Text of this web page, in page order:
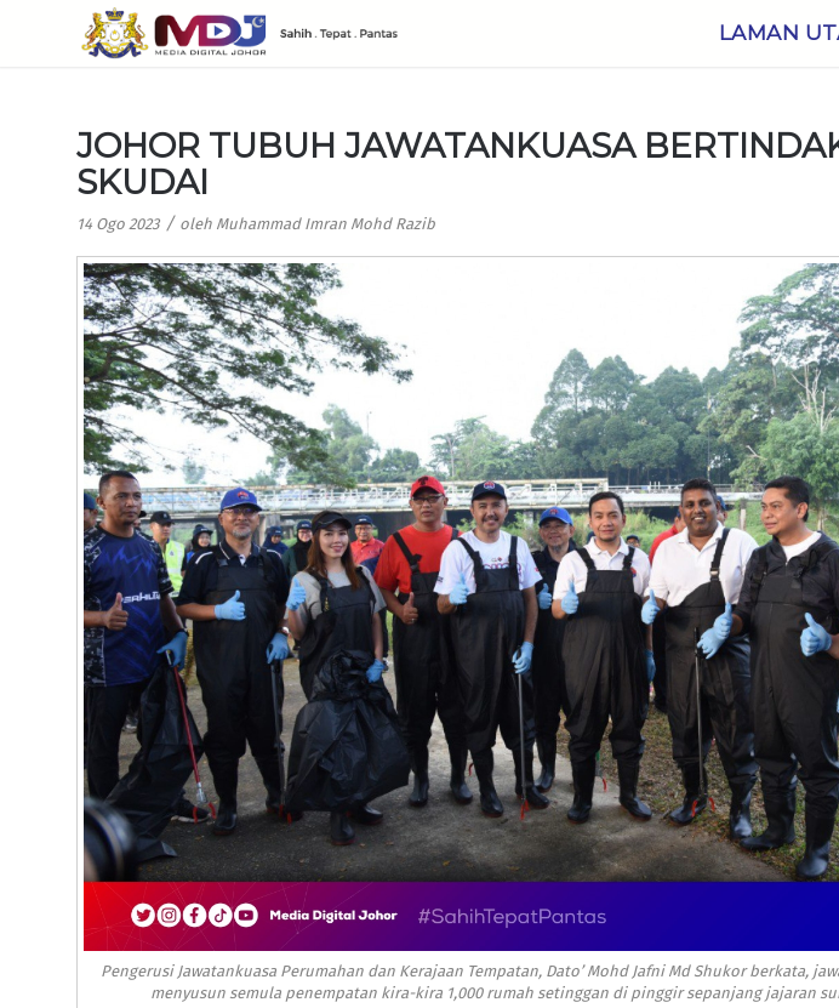
LAMAN
JOHOR TUBUH JAWATANKUASA
SKUDAI
14 Ogo 2023 / oleh Muhammad Imran Mohd Razib
Pengerusi Jawatankuasa Perumahan dan Kerajaan Tempatan, Dato’ Mohd Jafni Md Shukor berkata,
menyusun semula penempatan kira-kira 1,000 rumah setinggan di pinggir sepanjang jajaran